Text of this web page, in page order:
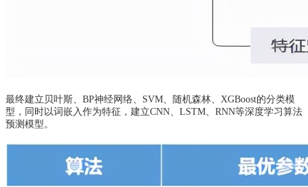
最终建立贝叶斯、BP神经网络、SVM、随机森林、XGBoost的分类模
型，同时以词嵌入作为特征，建立CNN、LSTM、RNN等深度学习算法
预测模型。